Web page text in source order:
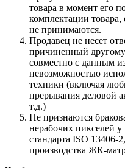
товара в момент его
комплектации
не принимаются.
Продавец не несет
причиненный
совместно с данным
невозможностью
техники (включая
прерывания деловой
т.д.)
Не признаются
нерабочих пикселей
стандарта ISO 13406-
производства ЖК-